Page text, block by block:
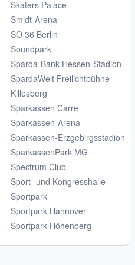
Skaters Palace
Smidt-Arena
SO 36 Berlin
Soundpark
Sparda-Bank-Hessen-Stadion
SpardaWelt Freilichtbühne
Killesberg
Sparkassen Carre
Sparkassen-Arena
Sparkassen-Erzgebirgsstadion
SparkassenPark MG
Spectrum Club
Sport- und Kongresshalle
Sportpark
Sportpark Hannover
Sportpark Höhenberg